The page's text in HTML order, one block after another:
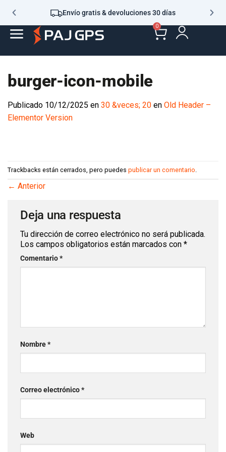
Envío gratis & devoluciones 30 días
0
burger-icon-mobile
Publicado 10/12/2025 en 30 &veces; 20 en Old Header –
Elementor Version
Trackbacks están cerrados, pero puedes publicar un comentario
← Anterior
Deja una respuesta
Tu dirección de correo electrónico no será publicada.
Los campos obligatorios están marcados con *
Comentario*
Nombre*
Correo electrónico*
Web